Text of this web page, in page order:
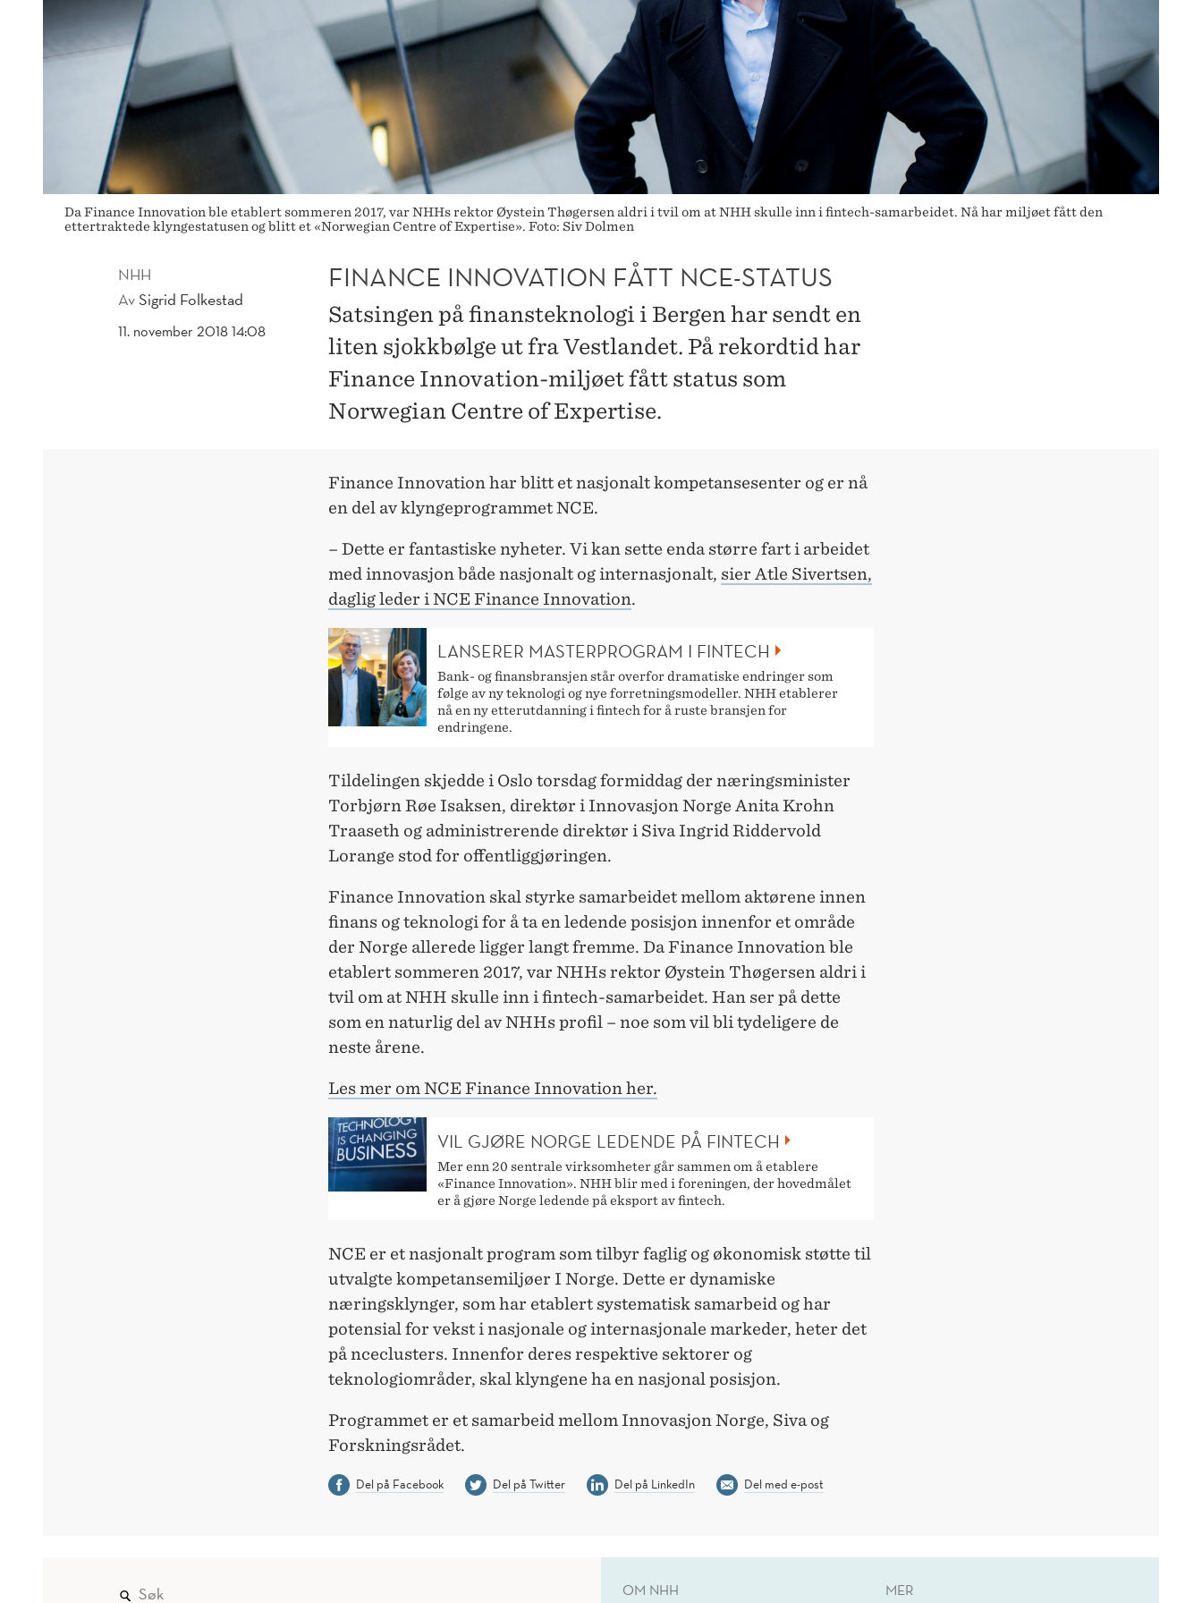
Da Finance Innovation ble etablert sommeren 2017, var NHHs rektor Øystein Thøgersen aldri i tvil om at NHH skulle inn i fintech-samarbeidet. Nå har miljøet fått den
ettertraktede klyngestatusen og blitt et «Norwegian Centre of Expertise». Foto: Siv Dolmen
NHH
AvSigrid Folkestad
11. november 2018 14:08
FINANCE INNOVATION FÅTT NCE-STATUS
Satsingen på finansteknologi i Bergen har sendt en
liten sjokkbølge ut fra Vestlandet. På rekordtid har
Finance Innovation-miljøet fått status som
Norwegian Centre of Expertise.
Finance Innovation har blitt et nasjonalt kompetansesenter og er nå
en del av klyngeprogrammet NCE.
– Dette er fantastiske nyheter. Vi kan sette enda større fart i arbeidet
med innovasjon både nasjonalt og internasjonalt, sier Atle Sivertsen,
daglig leder i NCE Finance Innovation.
LANSERER MASTERPROGRAM I FINTECH
Bank- og finansbransjen står overfor dramatiske endringer som
følge av ny teknologi og nye forretningsmodeller. NHH etablerer
nå en ny etterutdanning i fintech for å ruste bransjen for
endringene.
Tildelingen skjedde i Oslo torsdag formiddag der næringsminister
Torbjørn Røe Isaksen, direktør i Innovasjon Norge Anita Krohn
Traaseth og administrerende direktør i Siva Ingrid Riddervold
Lorange stod for offentliggjøringen.
Finance Innovation skal styrke samarbeidet mellom aktørene innen
finans og teknologi for å ta en ledende posisjon innenfor et område
der Norge allerede ligger langt fremme. Da Finance Innovation ble
etablert sommeren 2017, var NHHs rektor Øystein Thøgersen aldri i
tvil om at NHH skulle inn i fintech-samarbeidet. Han ser på dette
som en naturlig del av NHHs profil – noe som vil bli tydeligere de
neste årene.
Les mer om NCE Finance Innovation her.
VIL GJØRE NORGE LEDENDE PÅ FINTECH
Mer enn 20 sentrale virksomheter går sammen om å etablere
«Finance Innovation». NHH blir med i foreningen, der hovedmålet
er å gjøre Norge ledende på eksport av fintech.
NCE er et nasjonalt program som tilbyr faglig og økonomisk støtte til
utvalgte kompetansemiljøer I Norge. Dette er dynamiske
næringsklynger, som har etablert systematisk samarbeid og har
potensial for vekst i nasjonale og internasjonale markeder, heter det
på nceclusters. Innenfor deres respektive sektorer og
teknologiområder, skal klyngene ha en nasjonal posisjon.
Programmet er et samarbeid mellom Innovasjon Norge, Siva og
Forskningsrådet.
Del på Facebook Del på Twitter Del på LinkedIn Del med e-post
OM NHH
MER